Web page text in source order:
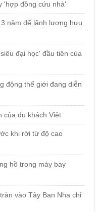
'hợp đồng cứu nhà'
năm để lãnh lương hưu
đại học' đầu tiên của
động thế giới đang diễn
của du khách Việt
khi rời từ độ cao
hồ trong máy bay
vào Tây Ban Nha chỉ